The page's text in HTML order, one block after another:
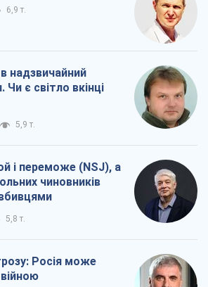
6,9 т.
надзвичайний
є світло вкінці
5,9 т.
і переможе (NSJ), а
чиновників
5,8 т.
Росія може